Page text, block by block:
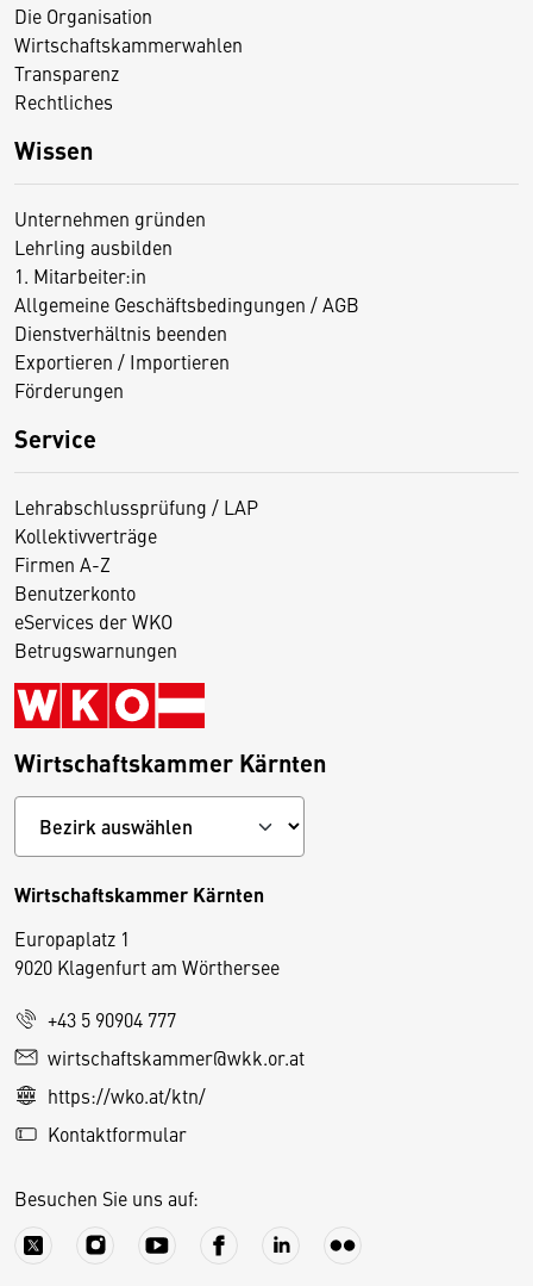
Die Organisation
Wirtschaftskammerwahlen
Transparenz
Rechtliches
Wissen
Unternehmen gründen
Lehrling ausbilden
1. Mitarbeiter:in
Allgemeine Geschäftsbedingungen / AGB
Dienstverhältnis beenden
Exportieren / Importieren
Förderungen
Service
Lehrabschlussprüfung / LAP
Kollektivverträge
Firmen A-Z
Benutzerkonto
eServices der WKO
Betrugswarnungen
Wirtschaftskammer Kärnten
Wirtschaftskammer Kärnten
Europaplatz 1
9020 Klagenfurt am Wörthersee
+43 5 90904 777
wirtschaftskammer@wkk.or.at
https://wko.at/ktn/
Kontaktformular
Besuchen Sie uns auf:
D
e
s
S
e